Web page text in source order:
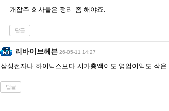
개잡주 회사들은 정리 좀 해야죠.
답글
리바이브헤븐 26-05-11 14:27
삼성전자나 하이닉스보다 시가총액이도 영업이익도 작
답글